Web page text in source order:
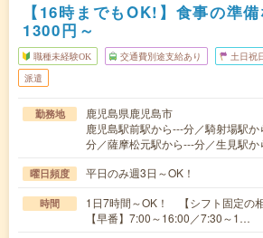
【16時までもOK!】食事の準
1300円～
職種未経験OK 交通費別途支給あり 土日祝
派遣
勤務地
鹿児島県鹿児島市
鹿児島駅前駅から---分／騎射場駅
分／薩摩松元駅から---分／生見駅か
曜日頻度 平日のみ週3日～OK！
時間
1日7時間～OK！ 【シフト固定の
【早番】7:00～16:00／7:30～1…